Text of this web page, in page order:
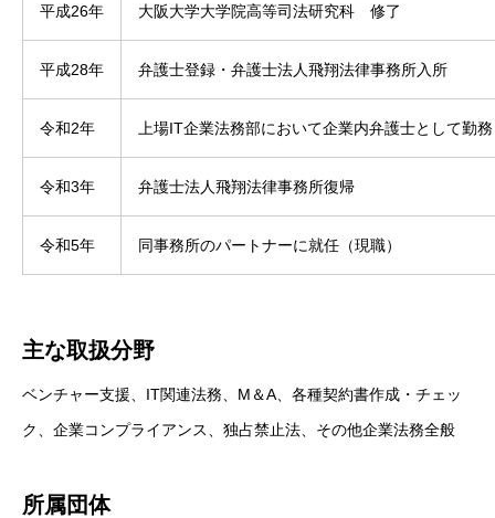
平成26年 大阪大学大学院高等司法研究科 修了
平成28年 弁護士登録・弁護士法人飛翔法律事務所入所
令和2年 上場IT企業法務部において企業内弁護士として勤務
令和3年 弁護士法人飛翔法律事務所復帰
令和5年 同事務所のパートナーに就任（現職）
主な取扱分野
ベンチャー支援、IT関連法務、M＆A、各種契約書作成・チェッ
ク、企業コンプライアンス、独占禁止法、その他企業法務全般
所属団体